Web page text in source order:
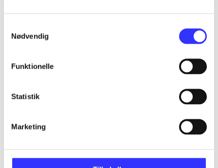
Nødvendig
Funktionelle
Statistik
Marketing